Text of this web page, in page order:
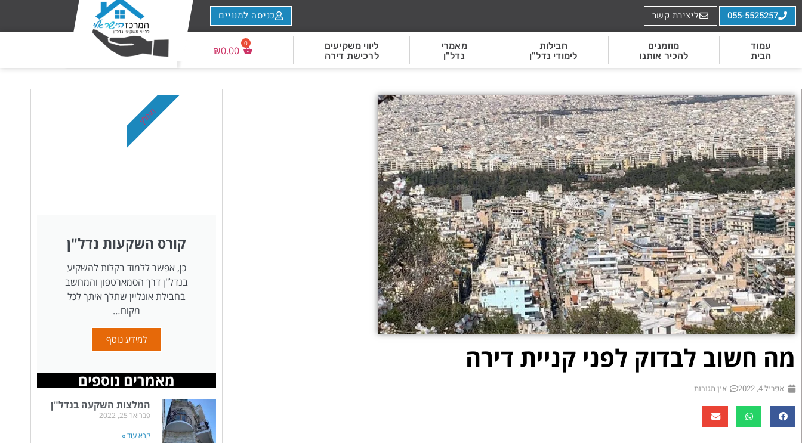
055-5525257 ליצירת קשר כניסה למנויים
עמוד
הבית
מוזמנים
להכיר אותנו
חבילות
לימודי נדל"ן
מאמרי
נדל"ן
ליווי משקיעים
לרכישת דירה
₪0.00
מה חשוב לבדוק לפני קניית דירה
אפריל 4, 2022 אין תגובות
קורס השקעות נדל"ן
כן, אפשר ללמוד בקלות להשקיע
בנדל"ן דרך הסמארטפון והמחשב
בחבילת אונליין שתלך איתך לכל
מקום…
למידע נוסף
מומלץ
מאמרים נוספים
המלצות השקעה בנדל"ן
פברואר 25, 2022
קרא עוד »